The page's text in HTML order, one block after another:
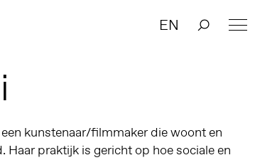
EN
een kunstenaar/filmmaker die woont en
Haar praktijk is gericht op hoe sociale en